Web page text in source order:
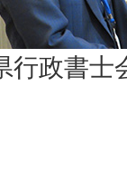
行政書士